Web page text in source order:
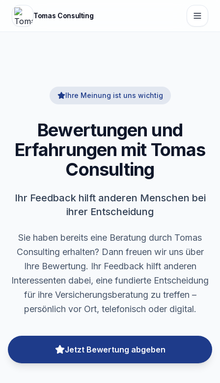
Tomas Consulting
Ihre Meinung ist uns wichtig
Bewertungen und
Erfahrungen mit Tomas
Consulting
Ihr Feedback hilft anderen Menschen bei
ihrer Entscheidung
Sie haben bereits eine Beratung durch Tomas
Consulting erhalten? Dann freuen wir uns über
Ihre Bewertung. Ihr Feedback hilft anderen
Interessenten dabei, eine fundierte Entscheidung
für ihre Versicherungsberatung zu treffen –
persönlich vor Ort, telefonisch oder digital.
Jetzt Bewertung abgeben